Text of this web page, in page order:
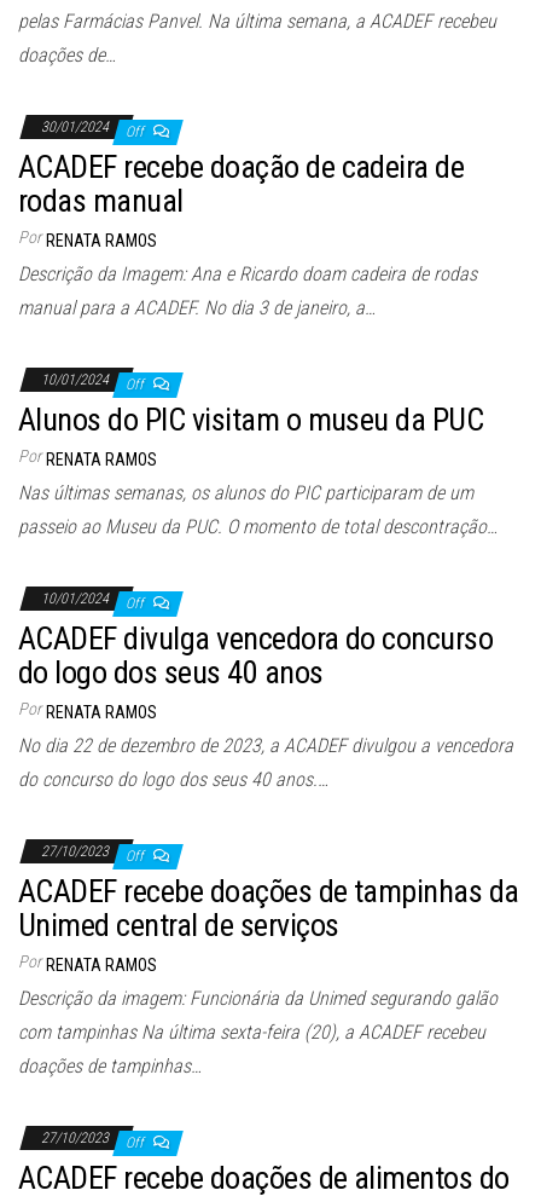
pelas Farmácias Panvel. Na última semana, a ACADEF recebeu
doações de…
30/01/2024 Off
ACADEF recebe doação de cadeira de
rodas manual
Por RENATA RAMOS
Descrição da Imagem: Ana e Ricardo doam cadeira de rodas
manual para a ACADEF. No dia 3 de janeiro, a…
10/01/2024 Off
Alunos do PIC visitam o museu da PUC
Por RENATA RAMOS
Nas últimas semanas, os alunos do PIC participaram de um
passeio ao Museu da PUC. O momento de total descontração…
10/01/2024 Off
ACADEF divulga vencedora do concurso
do logo dos seus 40 anos
Por RENATA RAMOS
No dia 22 de dezembro de 2023, a ACADEF divulgou a vencedora
do concurso do logo dos seus 40 anos.…
27/10/2023 Off
ACADEF recebe doações de tampinhas da
Unimed central de serviços
Por RENATA RAMOS
Descrição da imagem: Funcionária da Unimed segurando galão
com tampinhas Na última sexta-feira (20), a ACADEF recebeu
doações de tampinhas…
27/10/2023 Off
ACADEF recebe doações de alimentos do